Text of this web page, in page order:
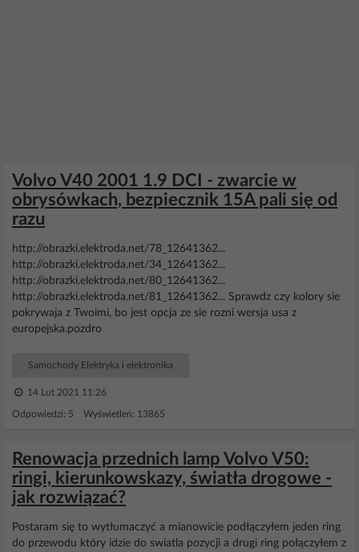
Volvo V40 2001 1.9 DCI - zwarcie w
obrysówkach, bezpiecznik 15A pali się od
razu
http://obrazki.elektroda.net/78_12641362...
http://obrazki.elektroda.net/34_12641362...
http://obrazki.elektroda.net/80_12641362...
http://obrazki.elektroda.net/81_12641362... Sprawdz czy kolory sie
pokrywaja z Twoimi, bo jest opcja ze sie rozni wersja usa z
europejska.pozdro
Samochody Elektryka i elektronika
14 Lut 2021 11:26
Odpowiedzi: 5 Wyświetleń: 13865
Renowacja przednich lamp Volvo V50:
ringi, kierunkowskazy, światła drogowe -
jak rozwiązać?
Postaram się to wytłumaczyć a mianowicie podłączyłem jeden ring
do przewodu który idzie do swiatla pozycji a drugi ring połączyłem z